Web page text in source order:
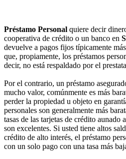
Préstamo Personal quiere decir
cooperativa de crédito o un banco en
devuelve a pagos fijos típicamente
que, propiamente, los préstamos
decir, no está respaldado por el
Por el contrario, un préstamo
mucho valor, comúnmente es más
perder la propiedad u objeto en
personales son generalmente más
tasas de las tarjetas de crédito aunado
son excelentes. Si usted tiene altos
crédito de alto interés, el préstamo
con un solo pago con una tasa más